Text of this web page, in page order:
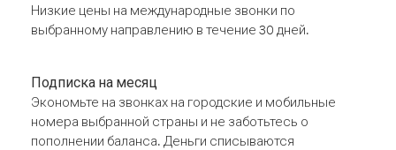
Низкие цены на международные звонки по
выбранному направлению в течение 30 дней.
Подписка на месяц
Экономьте на звонках на городские и мобильные
номера выбранной страны и не заботьтесь о
пополнении баланса. Деньги списываются